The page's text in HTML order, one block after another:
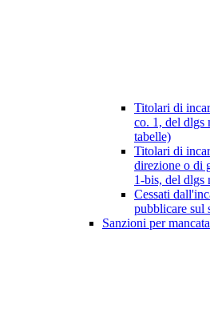
Titolari di
co. 1, del dlgs
tabelle)
Titolari di
direzione o di
1-bis, del dlgs
Cessati
pubblicare sul
Sanzioni per